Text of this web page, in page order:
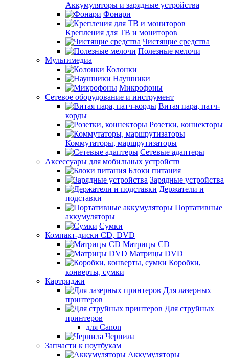
Аккумуляторы и зарядные устройства
Фонари
Крепления для ТВ и мониторов
Чистящие средства
Полезные мелочи
Мультимедиа
Колонки
Наушники
Микрофоны
Сетевое оборудование и инструмент
Витая пара, патч-
корды
Розетки, коннекторы
Коммутаторы, маршрутизаторы
Сетевые адаптеры
Аксессуары для мобильных устройств
Блоки питания
Зарядные устройства
Держатели и
подставки
Портативные
аккумуляторы
Сумки
Компакт-диски CD, DVD
Матрицы CD
Матрицы DVD
Коробки,
конверты, сумки
Картриджи
Для лазерных
принтеров
Для струйных
принтеров
для Canon
Чернила
Запчасти к ноутбукам
Аккумуляторы